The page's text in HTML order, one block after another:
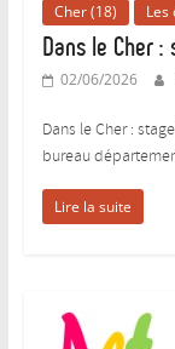
Cher (18) Les
Dans le Cher :
02/06/2026
Dans le Cher :
bureau
Lire la suite